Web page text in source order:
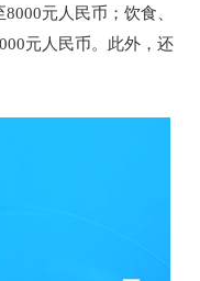
元人民币；饮食、
元人民币。此外，还